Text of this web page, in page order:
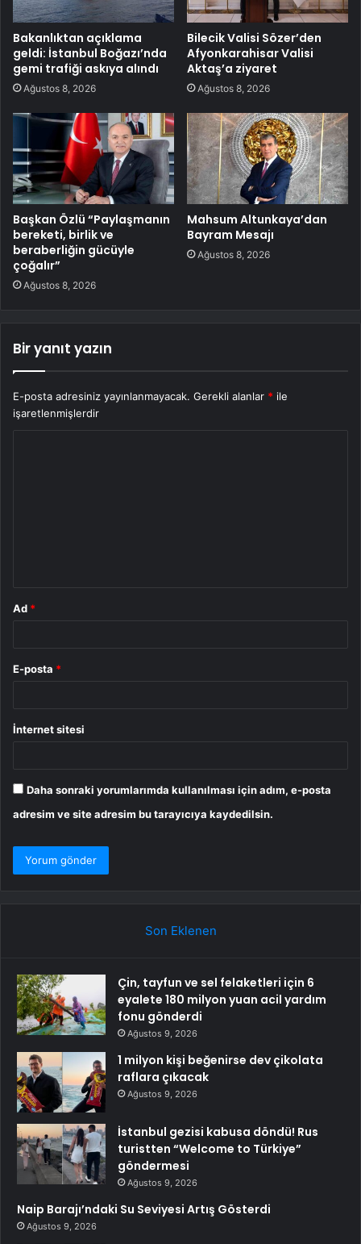
Bakanlıktan açıklama
geldi: İstanbul Boğazı’nda
gemi trafiği askıya alındı
Ağustos 8, 2026
Bilecik Valisi Sözer’den
Afyonkarahisar Valisi
Aktaş’a ziyaret
Ağustos 8, 2026
Başkan Özlü “Paylaşmanın
bereketi, birlik ve
beraberliğin gücüyle
çoğalır”
Ağustos 8, 2026
Mahsum Altunkaya’dan
Bayram Mesajı
Ağustos 8, 2026
Bir yanıt yazın
E-posta adresiniz yayınlanmayacak. Gerekli alanlar * ile
işaretlenmişlerdir
Ad *
E-posta *
İnternet sitesi
Daha sonraki yorumlarımda kullanılması için adım, e-posta
adresim ve site adresim bu tarayıcıya kaydedilsin.
Son Eklenen
Çin, tayfun ve sel felaketleri için 6
eyalete 180 milyon yuan acil yardım
fonu gönderdi
Ağustos 9, 2026
1 milyon kişi beğenirse dev çikolata
raflara çıkacak
Ağustos 9, 2026
İstanbul gezisi kabusa döndü! Rus
turistten “Welcome to Türkiye”
göndermesi
Ağustos 9, 2026
Naip Barajı’ndaki Su Seviyesi Artış Gösterdi
Ağustos 9, 2026